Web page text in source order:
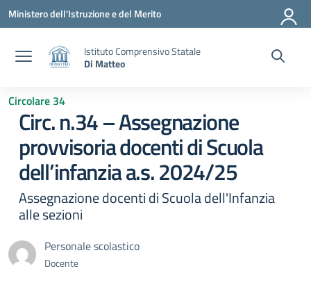
Vai ai contenuti
Vai al menu di navigazione
Vai al footer
Ministero dell'Istruzione e del Merito
Istituto Comprensivo Statale
Di Matteo
Circolare 34
Circ. n.34 – Assegnazione
provvisoria docenti di Scuola
dell’infanzia a.s. 2024/25
Assegnazione docenti di Scuola dell'Infanzia
alle sezioni
Personale scolastico
Docente